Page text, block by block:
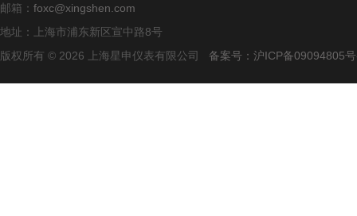
邮箱： foxc@xingshen.com
地址：上海市浦东新区宣中路8号
版权所有 © 2026 上海星申仪表有限公司 备案号：沪ICP备09094805